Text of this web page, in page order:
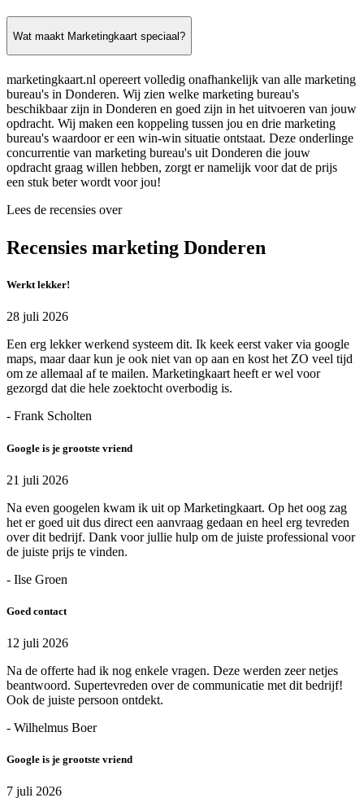
Wat maakt Marketingkaart speciaal?
marketingkaart.nl opereert volledig onafhankelijk van alle marketing
bureau's in Donderen. Wij zien welke marketing bureau's
beschikbaar zijn in Donderen en goed zijn in het uitvoeren van jouw
opdracht. Wij maken een koppeling tussen jou en drie marketing
bureau's waardoor er een win-win situatie ontstaat. Deze onderlinge
concurrentie van marketing bureau's uit Donderen die jouw
opdracht graag willen hebben, zorgt er namelijk voor dat de prijs
een stuk beter wordt voor jou!
Lees de recensies over
Recensies marketing Donderen
Werkt lekker!
28 juli 2026
Een erg lekker werkend systeem dit. Ik keek eerst vaker via google
maps, maar daar kun je ook niet van op aan en kost het ZO veel tijd
om ze allemaal af te mailen. Marketingkaart heeft er wel voor
gezorgd dat die hele zoektocht overbodig is.
- Frank Scholten
Google is je grootste vriend
21 juli 2026
Na even googelen kwam ik uit op Marketingkaart. Op het oog zag
het er goed uit dus direct een aanvraag gedaan en heel erg tevreden
over dit bedrijf. Dank voor jullie hulp om de juiste professional voor
de juiste prijs te vinden.
- Ilse Groen
Goed contact
12 juli 2026
Na de offerte had ik nog enkele vragen. Deze werden zeer netjes
beantwoord. Supertevreden over de communicatie met dit bedrijf!
Ook de juiste persoon ontdekt.
- Wilhelmus Boer
Google is je grootste vriend
7 juli 2026